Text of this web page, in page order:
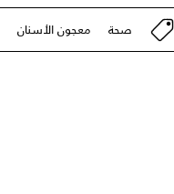
صحة معجون الأسنان